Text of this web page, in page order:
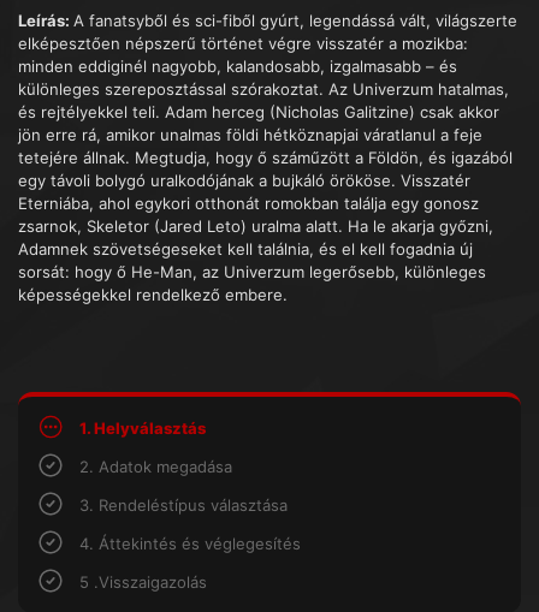
Leírás: A fanatsyből és sci-fiből gyúrt, legendássá vált, világszerte
elképesztően népszerű történet végre visszatér a mozikba:
minden eddiginél nagyobb, kalandosabb, izgalmasabb – és
különleges szereposztással szórakoztat. Az Univerzum hatalmas,
és rejtélyekkel teli. Adam herceg (Nicholas Galitzine) csak akkor
jön erre rá, amikor unalmas földi hétköznapjai váratlanul a feje
tetejére állnak. Megtudja, hogy ő száműzött a Földön, és igazából
egy távoli bolygó uralkodójának a bujkáló örököse. Visszatér
Eterniába, ahol egykori otthonát romokban találja egy gonosz
zsarnok, Skeletor (Jared Leto) uralma alatt. Ha le akarja győzni,
Adamnek szövetségeseket kell találnia, és el kell fogadnia új
sorsát: hogy ő He-Man, az Univerzum legerősebb, különleges
képességekkel rendelkező embere.
1. Helyválasztás
2. Adatok megadása
3. Rendeléstípus választása
4. Áttekintés és véglegesítés
5 .Visszaigazolás